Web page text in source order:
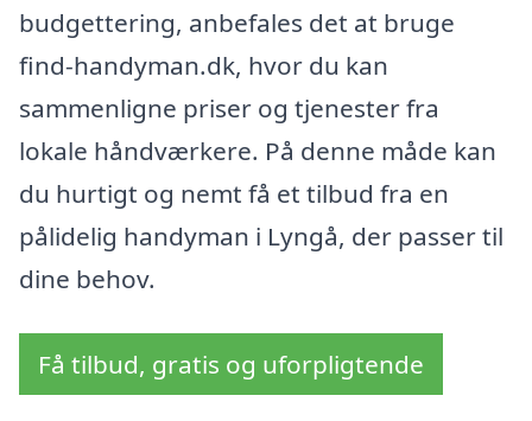
budgettering, anbefales det at bruge
find-handyman.dk, hvor du kan
sammenligne priser og tjenester fra
lokale håndværkere. På denne måde kan
du hurtigt og nemt få et tilbud fra en
pålidelig handyman i Lyngå, der passer til
dine behov.
Få tilbud, gratis og uforpligtende